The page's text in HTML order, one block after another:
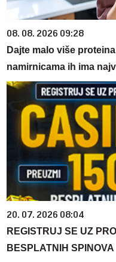
08. 08. 2026 09:28
Dajte malo više
namirnicama ih ima
20. 07. 2026 08:04
REGISTRUJ SE UZ
BESPLATNIH SPINOVA